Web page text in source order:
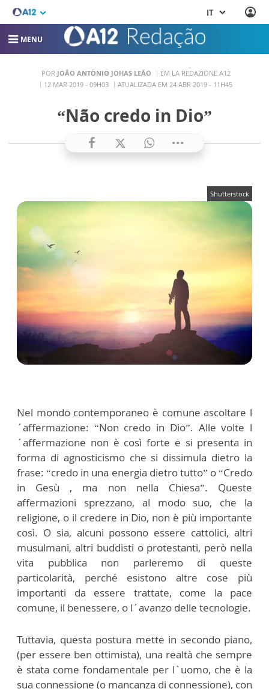
IT
MENU
POR JOÃO ANTÔNIO JOHAS LEÃO
EM LA REDAZIONE A12
12 MAR 2019 - 09H03
ATUALIZADA EM 24 ABR 2019 - 11H45
“Não credo in Dio”
Shutterstock
Nel mondo contemporaneo è comune ascoltare l
´affermazione: “Non credo in Dio”. Alle volte l
´affermazione non è così forte e si presenta in
forma di agnosticismo che si dissimula dietro la
frase: “credo in una energia dietro tutto” o “Credo
in Gesù , ma non nella Chiesa”. Queste
affermazioni sprezzano, al modo suo, che la
religione, o il credere in Dio, non è più importante
così. O sia, alcuni possono essere cattolici, altri
musulmani, altri buddisti o protestanti, però nella
vita pubblica non parleremo di queste
particolarità, perché esistono altre cose più
importanti da essere trattate, come la pace
comune, il benessere, o l´avanzo delle tecnologie.
Tuttavia, questa postura mette in secondo piano,
(per essere ben ottimista), una realtà che sempre
è stata come fondamentale per l`uomo, che è la
sua connessione (o mancanza di connessione), con